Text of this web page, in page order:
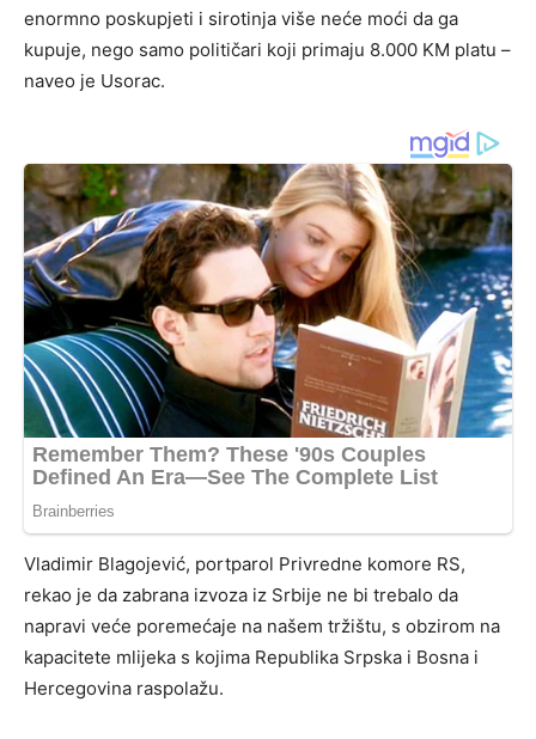
enormno poskupjeti i sirotinja više neće moći da ga
kupuje, nego samo političari koji primaju 8.000 KM platu –
naveo je Usorac.
Vladimir Blagojević, portparol Privredne komore RS,
rekao je da zabrana izvoza iz Srbije ne bi trebalo da
napravi veće poremećaje na našem tržištu, s obzirom na
kapacitete mlijeka s kojima Republika Srpska i Bosna i
Hercegovina raspolažu.